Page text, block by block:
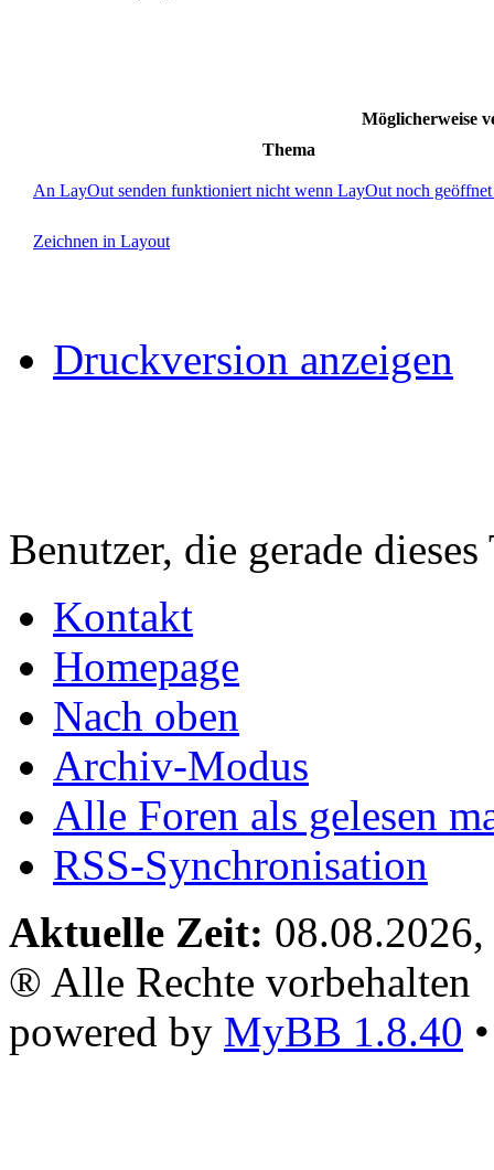
Möglicherweise
Thema
An LayOut senden funktioniert nicht wenn LayOut noch
Zeichnen in Layout
Druckversion anzeigen
Benutzer, die gerade
Kontakt
Homepage
Nach oben
Archiv-Modus
Alle Foren als gelesen
RSS-Synchronisation
Aktuelle Zeit:
® Alle Rechte vorbehalten
powered by MyBB 1.8.40